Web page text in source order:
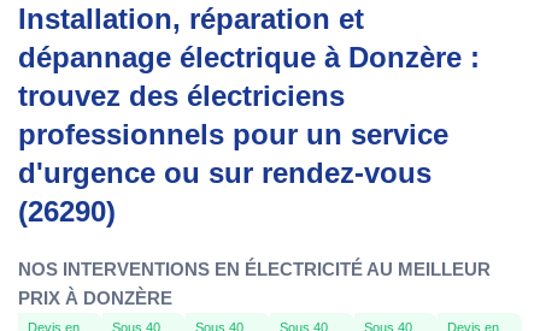
Installation, réparation et
dépannage électrique à Donzère :
trouvez des électriciens
professionnels pour un service
d'urgence ou sur rendez-vous
(26290)
NOS INTERVENTIONS EN ÉLECTRICITÉ AU MEILLEUR
PRIX À DONZÈRE
Devis en
Sous 40
Sous 40
Sous 40
Sous 40
Devis en